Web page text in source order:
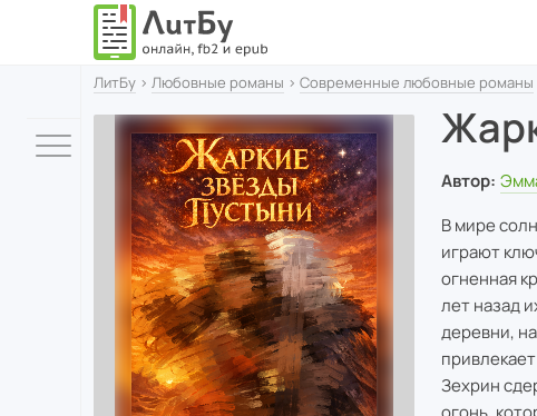
ЛитБу › Любовные романы › Современные любовные романы
Автор:
В мире
играют
огненная
лет назад
деревни,
Зехрин